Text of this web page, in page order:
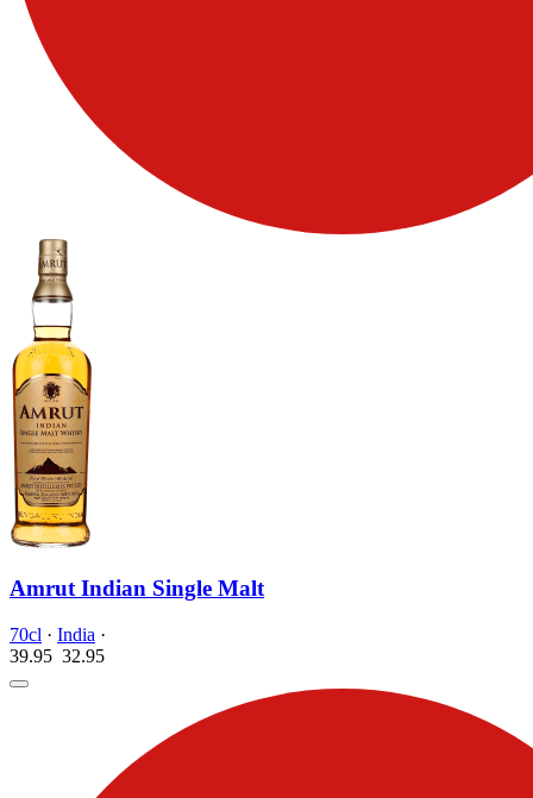
Amrut Indian Single Malt
70cl · India ·
39.95 32.95